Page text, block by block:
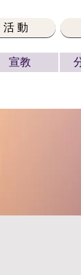
活動
宣教